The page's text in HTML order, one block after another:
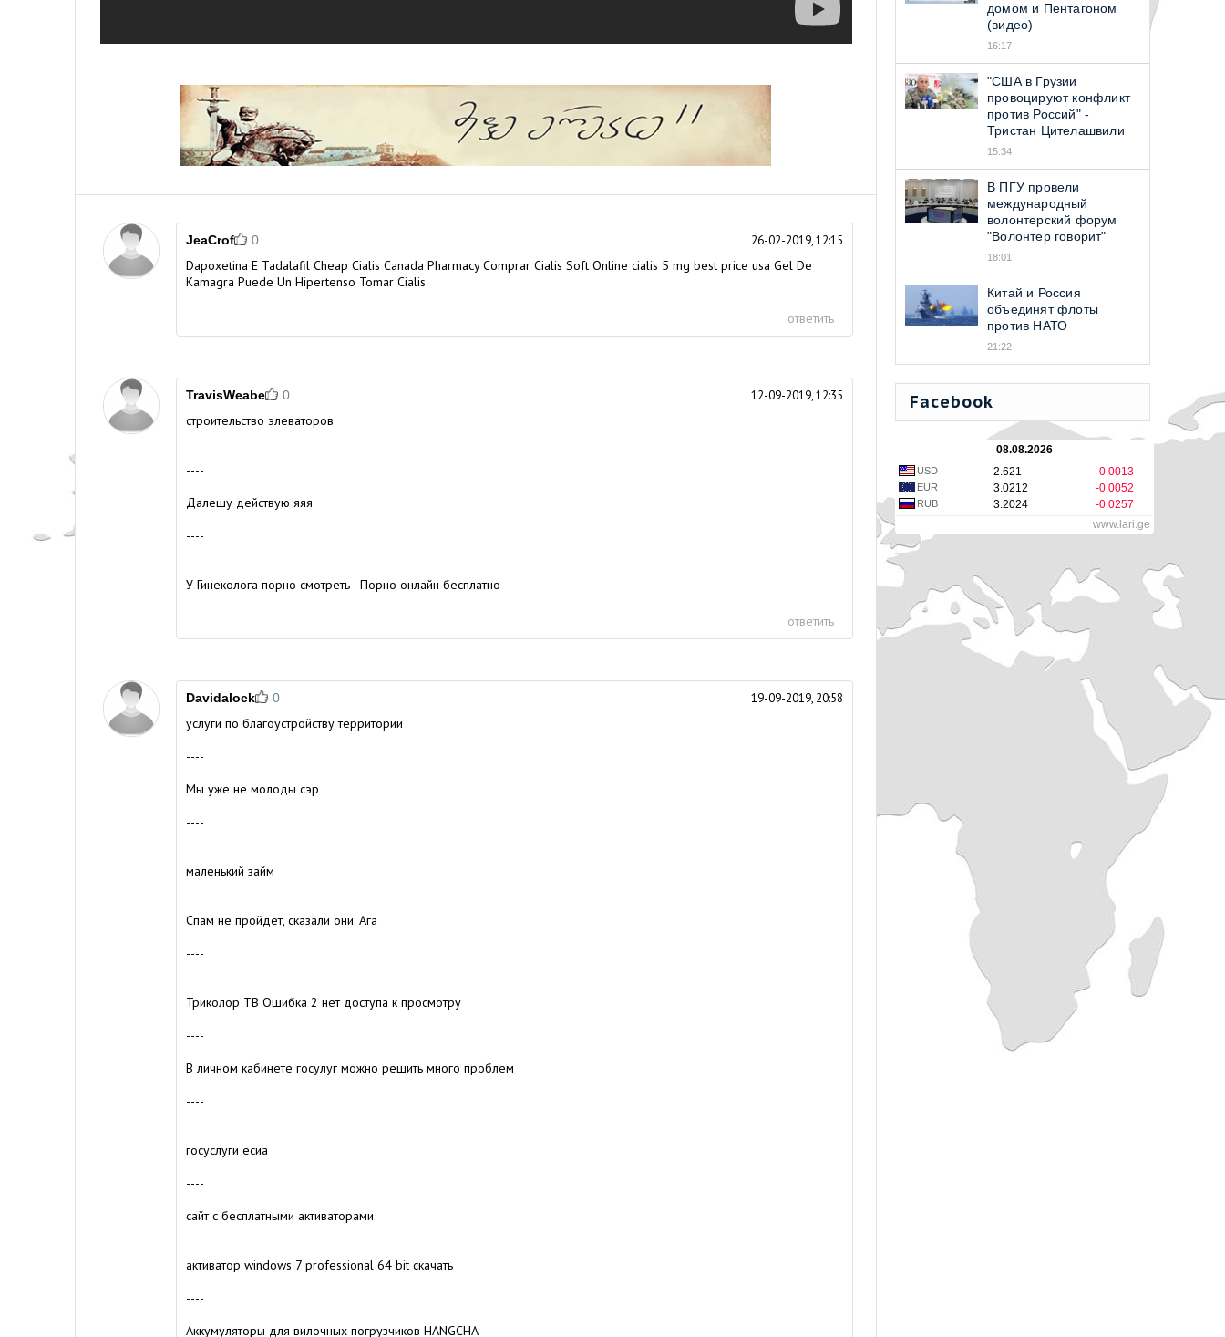
JeaCrof 26-02-2019, 12:15
0
Dapoxetina E Tadalafil Cheap Cialis Canada Pharmacy Comprar Cialis Soft Online cialis 5 mg best price usa Gel De
Kamagra Puede Un Hipertenso Tomar Cialis
ответить
TravisWeabe 12-09-2019, 12:35
0
строительство элеваторов
----
Далешу действую яяя
----
У Гинеколога порно смотреть - Порно онлайн бесплатно
ответить
Davidalock 19-09-2019, 20:58
0
услуги по благоустройству территории
----
Мы уже не молоды сэр
----
маленький займ
Спам не пройдет, сказали они. Ага
----
Триколор ТВ Ошибка 2 нет доступа к просмотру
----
В личном кабинете госулуг можно решить много проблем
----
госуслуги есиа
----
сайт с бесплатными активаторами
активатор windows 7 professional 64 bit скачать
----
Аккумуляторы для вилочных погрузчиков HANGCHA
домом и Пентагоном
(видео)
16:17
"США в Грузии
провоцируют конфликт
против Россий" -
Тристан Цителашвили
15:34
В ПГУ провели
международный
волонтерский форум
"Волонтер говорит"
18:01
Китай и Россия
объединят флоты
против НАТО
21:22
Facebook
08.08.2026
USD 2.621 -0.0013
EUR 3.0212 -0.0052
RUB 3.2024
-0.0257
www.lari.ge